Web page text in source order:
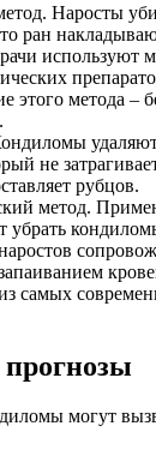
Наросты
ран
используют
этого метода –
не
рубцов.
метод.
убрать
самых
могут